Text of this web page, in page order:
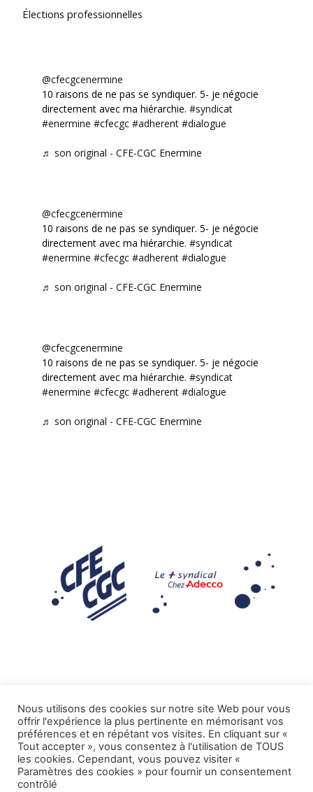
Élections professionnelles
@cfecgcenermine
10 raisons de ne pas se syndiquer. 5- je négocie
directement avec ma hiérarchie. #syndicat
#enermine #cfecgc #adherent #dialogue
♬ son original - CFE-CGC Enermine
@cfecgcenermine
10 raisons de ne pas se syndiquer. 5- je négocie
directement avec ma hiérarchie. #syndicat
#enermine #cfecgc #adherent #dialogue
♬ son original - CFE-CGC Enermine
@cfecgcenermine
10 raisons de ne pas se syndiquer. 5- je négocie
directement avec ma hiérarchie. #syndicat
#enermine #cfecgc #adherent #dialogue
♬ son original - CFE-CGC Enermine
Mentions légales
Tous droits réservés CFE-CGC ADECCO.
Nous utilisons des cookies sur notre site Web pour vous
offrir l'expérience la plus pertinente en mémorisant vos
préférences et en répétant vos visites. En cliquant sur «
Tout accepter », vous consentez à l'utilisation de TOUS
les cookies. Cependant, vous pouvez visiter «
Paramètres des cookies » pour fournir un consentement
contrôlé